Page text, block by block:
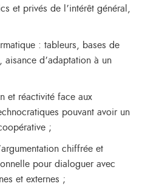
et privés de l’intérêt général,
: tableurs, bases de
d’adaptation à un
et réactivité face aux
pouvant avoir un
;
chiffrée et
pour dialoguer avec
et externes ;